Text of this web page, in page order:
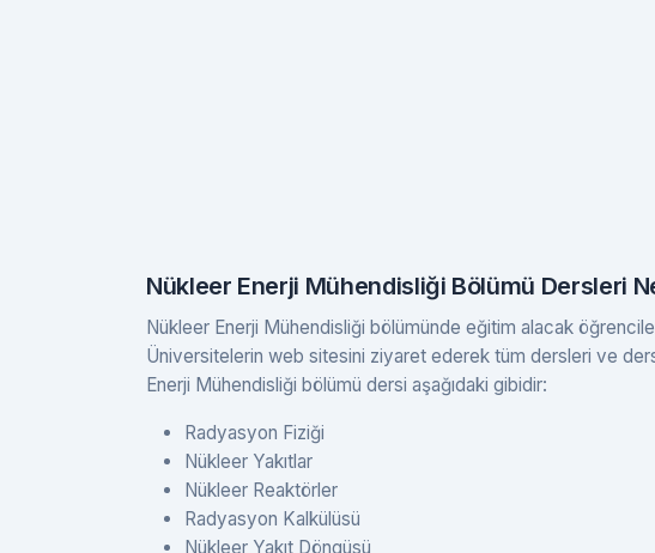
Nükleer Enerji Mühendisliği Bölümü Dersleri
Nükleer Enerji Mühendisliği bölümünde eğitim alacak
Üniversitelerin web sitesini ziyaret ederek tüm dersleri ve
Enerji Mühendisliği bölümü dersi aşağıdaki gibidir:
Radyasyon Fiziği
Nükleer Yakıtlar
Nükleer Reaktörler
Radyasyon Kalkülüsü
Nükleer Yakıt Döngüsü